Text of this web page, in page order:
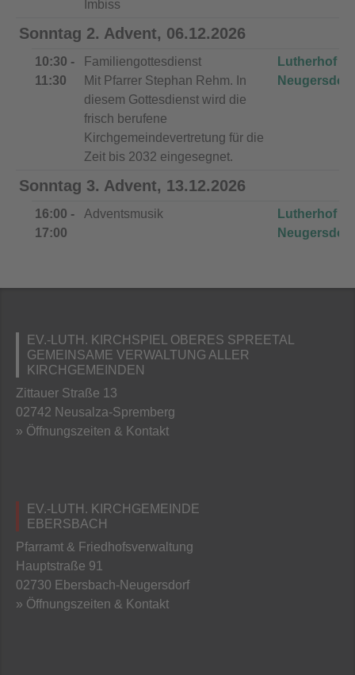
Imbiss
Sonntag 2. Advent, 06.12.2026
10:30 -
11:30
Familiengottesdienst
Mit Pfarrer Stephan Rehm. In
diesem Gottesdienst wird die
frisch berufene
Kirchgemeindevertretung für die
Zeit bis 2032 eingesegnet.
Lutherhof
Neugersdorf
Sonntag 3. Advent, 13.12.2026
16:00 -
17:00
Adventsmusik
Lutherhof
Neugersdorf
EV.-LUTH. KIRCHSPIEL OBERES SPREETAL
GEMEINSAME VERWALTUNG ALLER
KIRCHGEMEINDEN
Zittauer Straße 13
02742 Neusalza-Spremberg
» Öffnungszeiten & Kontakt
EV.-LUTH. KIRCHGEMEINDE
EBERSBACH
Pfarramt & Friedhofsverwaltung
Hauptstraße 91
02730 Ebersbach-Neugersdorf
» Öffnungszeiten & Kontakt